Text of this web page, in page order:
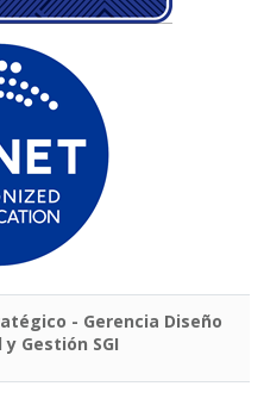
- Gerencia Diseño
Gestión SGI